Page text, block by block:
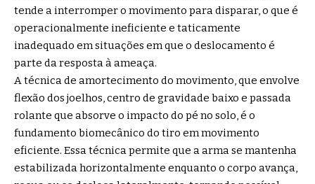
tende a interromper o movimento para disparar, o que é
operacionalmente ineficiente e taticamente
inadequado em situações em que o deslocamento é
parte da resposta à ameaça.
A técnica de amortecimento do movimento, que envolve
flexão dos joelhos, centro de gravidade baixo e passada
rolante que absorve o impacto do pé no solo, é o
fundamento biomecânico do tiro em movimento
eficiente. Essa técnica permite que a arma se mantenha
estabilizada horizontalmente enquanto o corpo avança,